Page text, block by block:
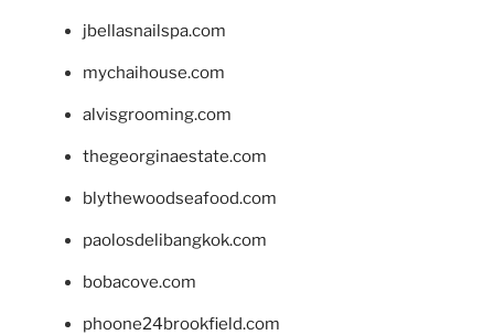
jbellasnailspa.com
mychaihouse.com
alvisgrooming.com
thegeorginaestate.com
blythewoodseafood.com
paolosdelibangkok.com
bobacove.com
phoone24brookfield.com